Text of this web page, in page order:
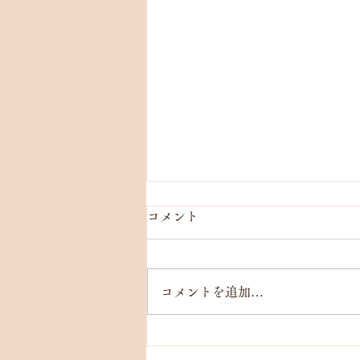
【8/7(金)】［本町］桜井あい
コメント
コメントを追加…